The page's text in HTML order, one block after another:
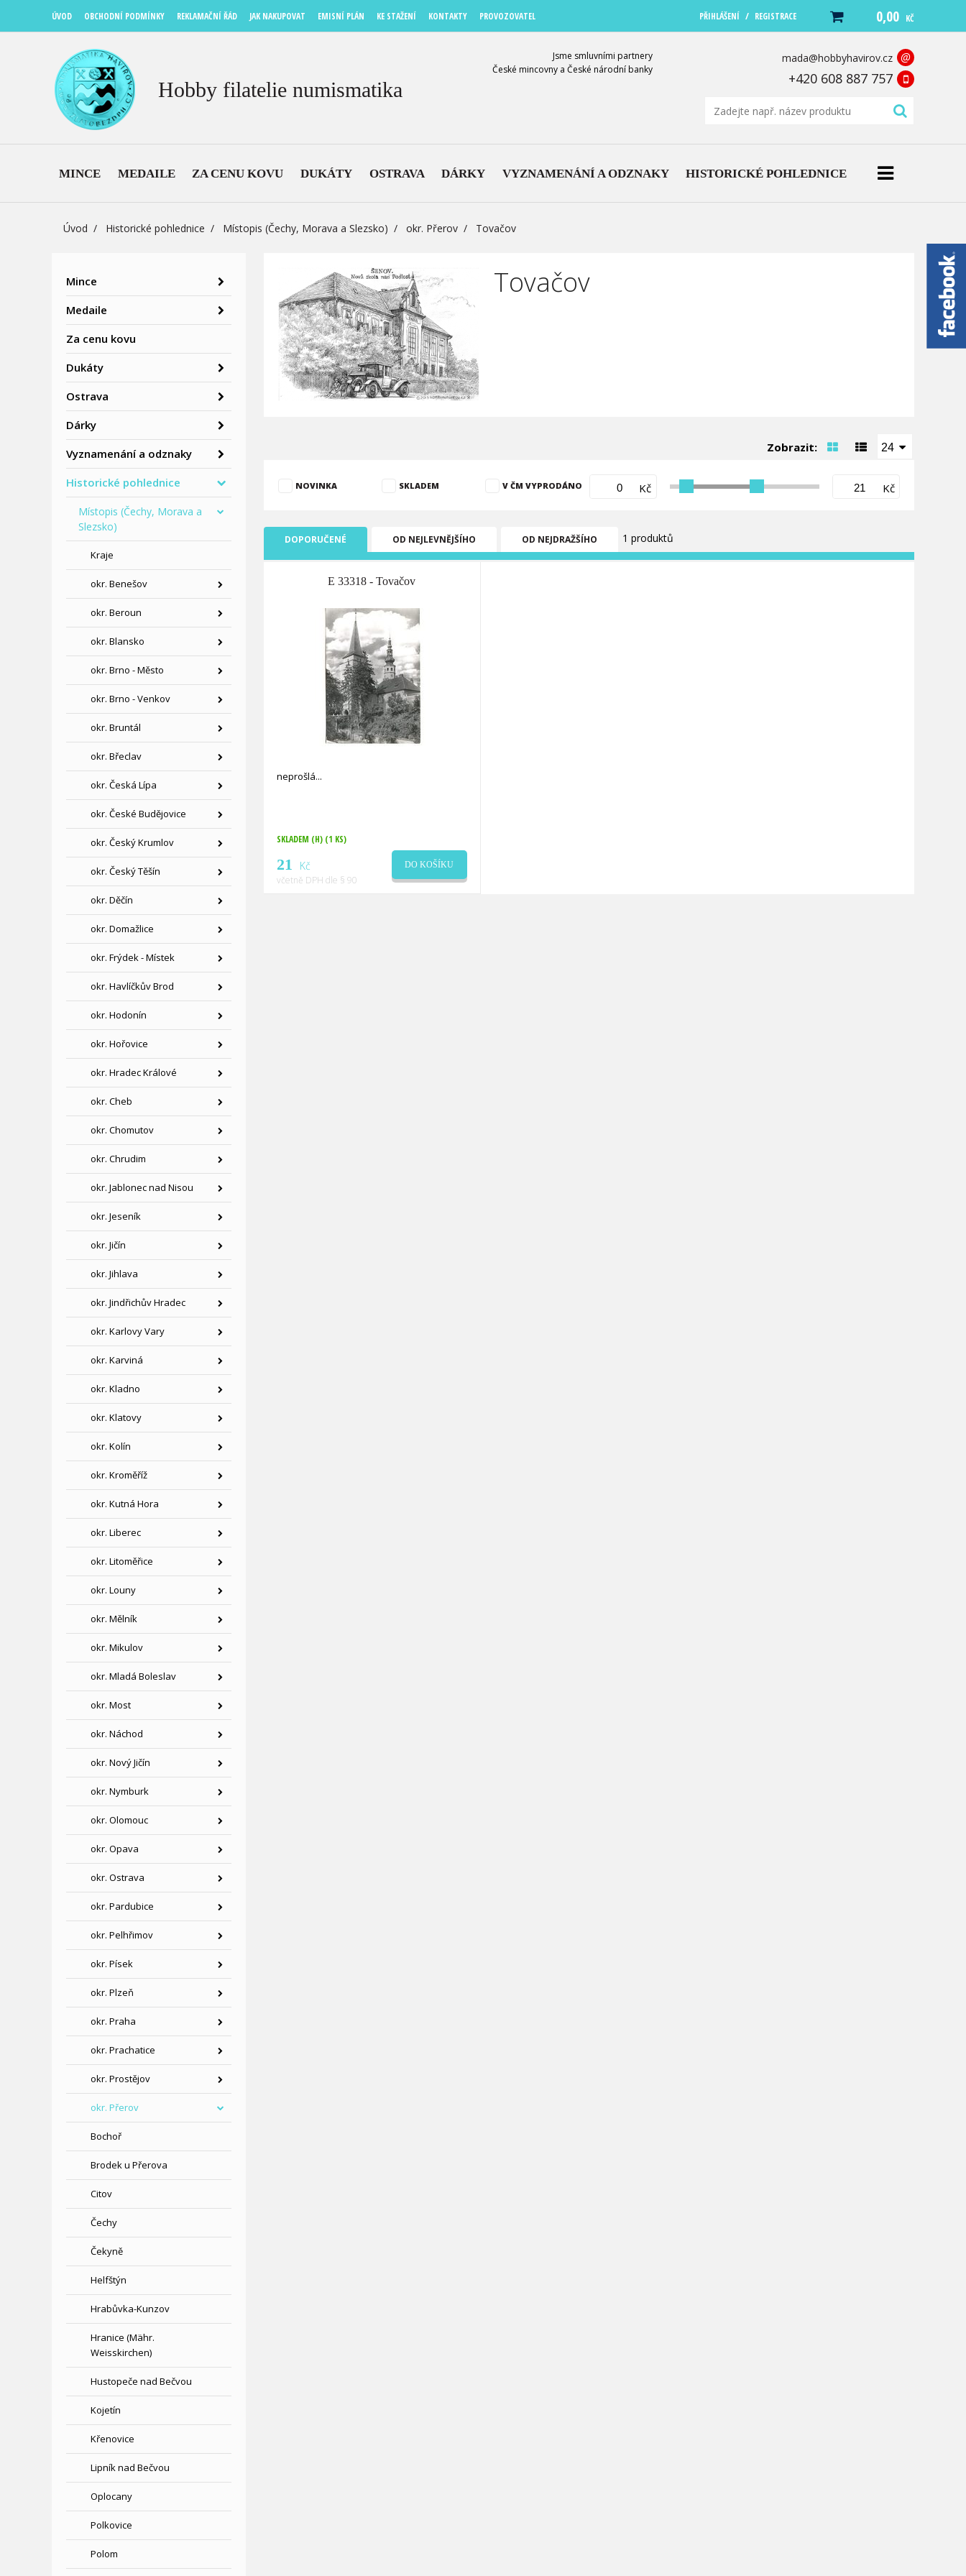
ÚVOD OBCHODNÍ PODMÍNKY REKLAMAČNÍ ŘÁD JAK NAKUPOVAT EMISNÍ PLÁN KE STAŽENÍ KONTAKTY PROVOZOVATEL PŘIHLÁŠENÍ / REGISTRACE 0,00 KČ
Hobby filatelie numismatika
Jsme smluvními partnery
České mincovny a České národní banky
mada@hobbyhavirov.cz @
+420 608 887 757
MINCE MEDAILE ZA CENU KOVU DUKÁTY OSTRAVA DÁRKY VYZNAMENÁNÍ A ODZNAKY HISTORICKÉ POHLEDNICE
Úvod Historické pohlednice Místopis (Čechy, Morava a Slezsko) okr. Přerov Tovačov
Mince
Medaile
Za cenu kovu
Dukáty
Ostrava
Dárky
Vyznamenání a odznaky
Historické pohlednice
Místopis (Čechy, Morava a
Slezsko)
Kraje
okr. Benešov
okr. Beroun
okr. Blansko
okr. Brno - Město
okr. Brno - Venkov
okr. Bruntál
okr. Břeclav
okr. Česká Lípa
okr. České Budějovice
okr. Český Krumlov
okr. Český Těšín
okr. Děčín
okr. Domažlice
okr. Frýdek - Místek
okr. Havlíčkův Brod
okr. Hodonín
okr. Hořovice
okr. Hradec Králové
okr. Cheb
okr. Chomutov
okr. Chrudim
okr. Jablonec nad Nisou
okr. Jeseník
okr. Jičín
okr. Jihlava
okr. Jindřichův Hradec
okr. Karlovy Vary
okr. Karviná
okr. Kladno
okr. Klatovy
okr. Kolín
okr. Kroměříž
okr. Kutná Hora
okr. Liberec
okr. Litoměřice
okr. Louny
okr. Mělník
okr. Mikulov
okr. Mladá Boleslav
okr. Most
okr. Náchod
okr. Nový Jičín
okr. Nymburk
okr. Olomouc
okr. Opava
okr. Ostrava
okr. Pardubice
okr. Pelhřimov
okr. Písek
okr. Plzeň
okr. Praha
okr. Prachatice
okr. Prostějov
okr. Přerov
Bochoř
Brodek u Přerova
Citov
Čechy
Čekyně
Helfštýn
Hrabůvka-Kunzov
Hranice (Mähr.
Weisskirchen)
Hustopeče nad Bečvou
Kojetín
Křenovice
Lipník nad Bečvou
Oplocany
Polkovice
Polom
Tovačov
Zobrazit: 24
NOVINKA SKLADEM V ČM VYPRODÁNO Kč Kč
DOPORUČENÉ OD NEJLEVNĚJŠÍHO OD NEJDRAŽŠÍHO 1 produktů
E 33318 - Tovačov
neprošlá
SKLADEM (H) (1 KS)
21 Kč
včetně DPH dle § 90
DO KOŠÍKU